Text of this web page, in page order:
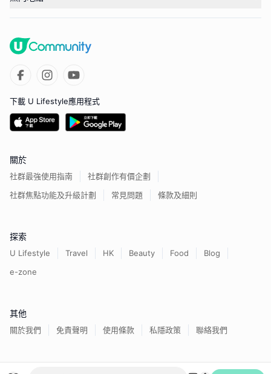
下載 U Lifestyle應用程式
關於
社群最強使用指南
社群創作有價企劃
社群焦點功能及升級計劃
常見問題 條款及細則
探索
U Lifestyle Travel HK Beauty Food
Blog
e-zone
其他
關於我們 免責聲明 使用條款 私隱政策 聯絡我們